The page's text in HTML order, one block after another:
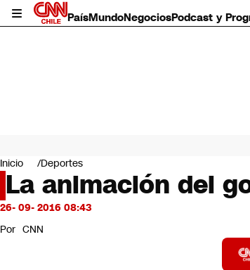
PaísMundoNegociosPodcast y
Mundo
Negocios
Deportes
Programas completos
Servicios
Inicio Deportes
La animación del
26- 09- 2016 08:43
Por CNN